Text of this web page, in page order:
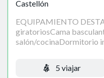
Castellón
EQUIPAMIENTO
giratoriosCama
salón/cocinaDormitorio
5 viajar